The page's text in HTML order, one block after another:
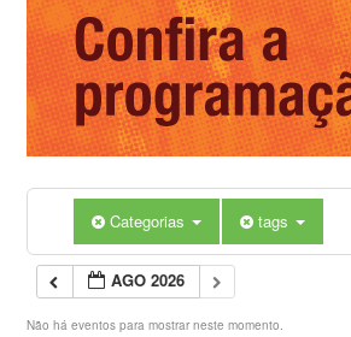
Categorias tags
AGO 2026
Não há eventos para mostrar neste momento.